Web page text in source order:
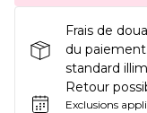
Frais de
du
standard
Retour
Exclusions